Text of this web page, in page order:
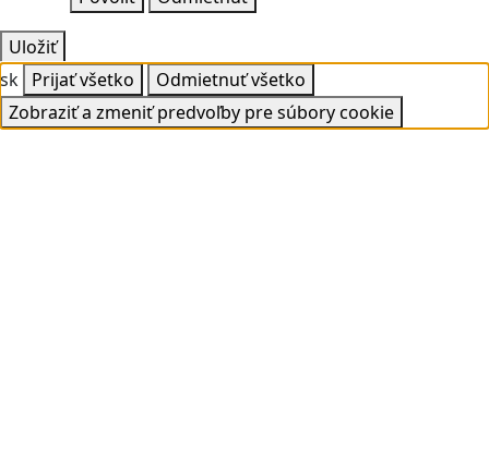
Uložiť
sk Prijať všetko
Odmietnuť všetko
Zobraziť a zmeniť predvoľby pre súbory cookie